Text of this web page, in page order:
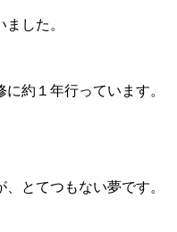
した。
約１年行っています。
とてつもない夢です。